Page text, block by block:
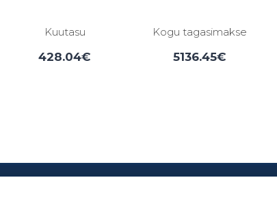
Kuutasu
428.04€
Kogu tagasimakse
5136.45€